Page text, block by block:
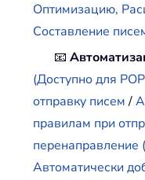
Оптимизацию,
Составление
📧
(Доступно для
отправку писем/
правилам при
Автоматически